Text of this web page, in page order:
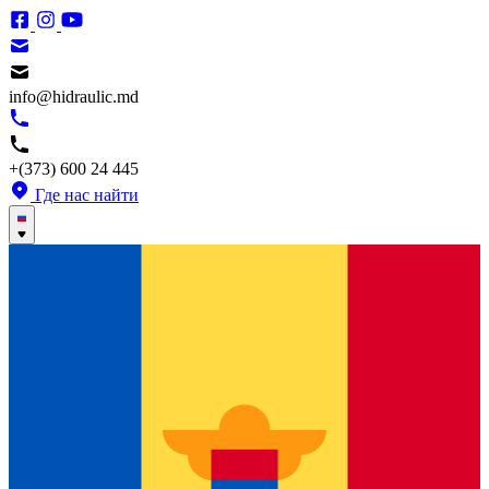
info@hidraulic.md
+(373) 600 24 445
Где нас найти